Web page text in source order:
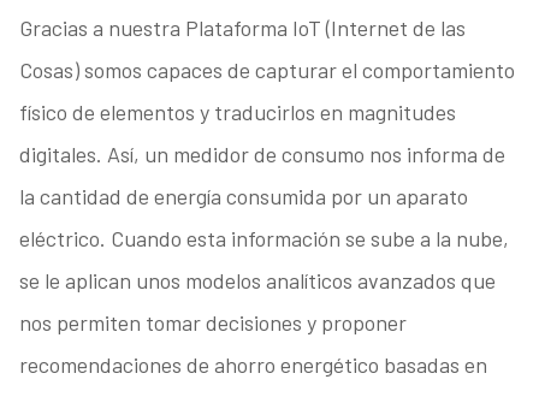
Gracias a nuestra Plataforma IoT (Internet de las
Cosas) somos capaces de capturar el comportamiento
físico de elementos y traducirlos en magnitudes
digitales. Así, un medidor de consumo nos informa de
la cantidad de energía consumida por un aparato
eléctrico. Cuando esta información se sube a la nube,
se le aplican unos modelos analíticos avanzados que
nos permiten tomar decisiones y proponer
recomendaciones de ahorro energético basadas en